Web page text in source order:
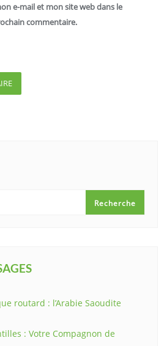
e-mail et mon site web dans le
commentaire.
Recherche
routard : l’Arabie Saoudite
: Votre Compagnon de